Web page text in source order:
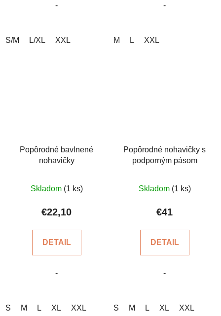
hviezdičiek.
-
S/M L/XL XXL
hviezdičiek.
-
M L XXL
Popôrodné bavlnené
nohavičky
hodnotenie
produktu
z
hviezdičiek.
Skladom (1 ks)
€22,10
DETAIL
-
S M L XL XXL
Popôrodné nohavičky s
podporným pásom
hodnotenie
produktu
z
hviezdičiek.
Skladom (1 ks)
€41
DETAIL
-
S M L XL XXL